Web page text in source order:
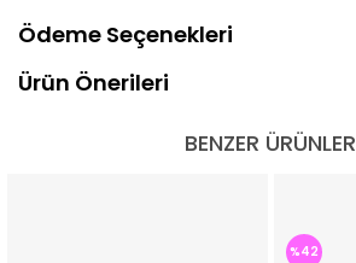
Ödeme Seçenekleri
Ürün Önerileri
BENZER ÜRÜNLER
%42